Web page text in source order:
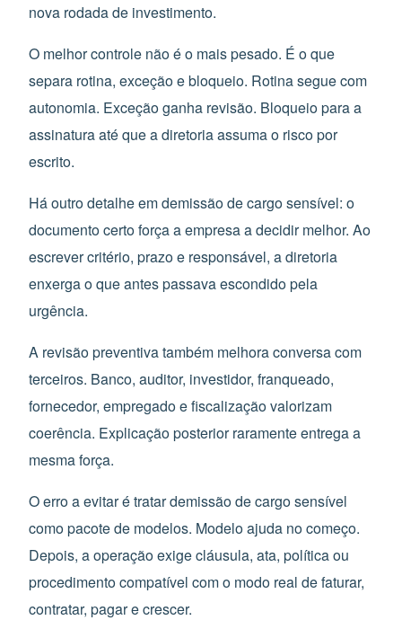
nova rodada de investimento.
O melhor controle não é o mais pesado. É o que
separa rotina, exceção e bloqueio. Rotina segue com
autonomia. Exceção ganha revisão. Bloqueio para a
assinatura até que a diretoria assuma o risco por
escrito.
Há outro detalhe em demissão de cargo sensível: o
documento certo força a empresa a decidir melhor. Ao
escrever critério, prazo e responsável, a diretoria
enxerga o que antes passava escondido pela
urgência.
A revisão preventiva também melhora conversa com
terceiros. Banco, auditor, investidor, franqueado,
fornecedor, empregado e fiscalização valorizam
coerência. Explicação posterior raramente entrega a
mesma força.
O erro a evitar é tratar demissão de cargo sensível
como pacote de modelos. Modelo ajuda no começo.
Depois, a operação exige cláusula, ata, política ou
procedimento compatível com o modo real de faturar,
contratar, pagar e crescer.